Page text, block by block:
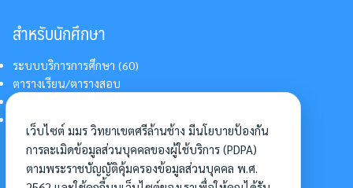
สำหรับนักศึกษา
ระบบบริการการศึกษา (60)
ตารางเรียน/ตารางสอบ
การแต่งกายนักศึกษา
อื่นๆ
เว็บไซต์ มมร วิทยาเขตศรีล้านช้าง มีนโยบายป้องกัน
การละเมิดข้อมูลส่วนบุคคลของผู้ใช้บริการ (PDPA)
ตามพระราชบัญญัติคุ้มครองข้อมูลส่วนบุคคล พ.ศ.